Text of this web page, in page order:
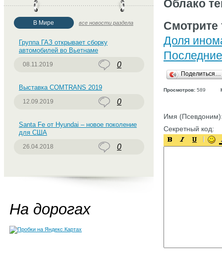
Облако
Смотрите
Доля
Поделиться…
Просмотров: 589
Имя
Секретный код:
В Мире все новости раздела
Группа ГАЗ открывает сборку
автомобилей во Вьетнаме
08.11.2019 0
Выставка COMTRANS 2019
12.09.2019 0
Santa Fe от Hyundai – новое поколение
для США
26.04.2018 0
На дорогах